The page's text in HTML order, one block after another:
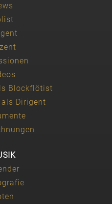
Blockflötist
als Dirigent